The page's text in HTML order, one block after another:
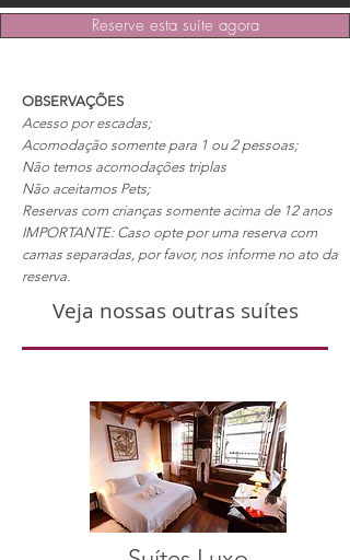
Reserve esta suíte agora
OBSERVAÇÕES
Acesso por escadas;
Acomodação somente para 1 ou 2 pessoas;
Não temos acomodações triplas
Não aceitamos Pets;
Reservas com crianças somente acima de 12 anos
IMPORTANTE: Caso opte por uma reserva com
camas separadas, por favor, nos informe no ato da
reserva.
Veja nossas outras suítes